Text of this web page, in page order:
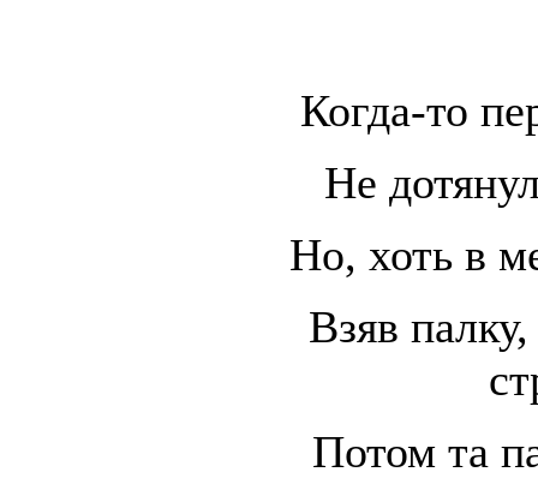
Когда-то
Не
Но, хоть в
Взяв
Потом та